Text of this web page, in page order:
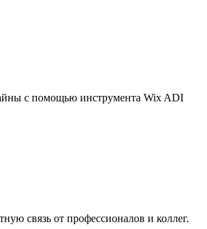
с помощью инструмента Wix ADI
связь от профессионалов и коллег.